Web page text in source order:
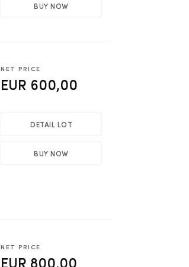
BUY NOW
NET PRICE
EUR 600,00
DETAIL LOT
BUY NOW
NET PRICE
EUR 800,00